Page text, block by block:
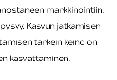
markkinointiin.
Kasvun jatkamisen
tärkein keino on
kasvattaminen.